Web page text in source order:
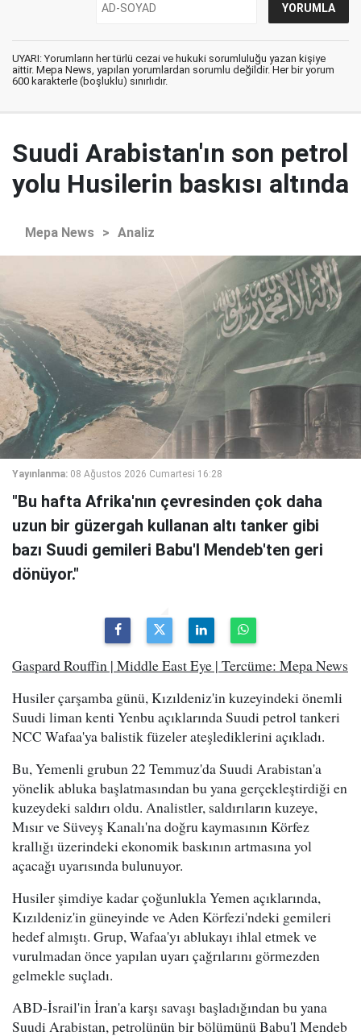
UYARI: Yorumların her türlü cezai ve hukuki sorumluluğu yazan kişiye
aittir. Mepa News, yapılan yorumlardan sorumlu değildir. Her bir yorum
600 karakterle (boşluklu) sınırlıdır.
Suudi Arabistan'ın son petrol
yolu Husilerin baskısı altında
Mepa News > Analiz
Yayınlanma: 08 Ağustos 2026 Cumartesi 16:28
"Bu hafta Afrika'nın çevresinden çok daha
uzun bir güzergah kullanan altı tanker gibi
bazı Suudi gemileri Babu'l Mendeb'ten geri
dönüyor."
Gaspard Rouffin | Middle East Eye | Tercüme: Mepa News
Husiler çarşamba günü, Kızıldeniz'in kuzeyindeki önemli
Suudi liman kenti Yenbu açıklarında Suudi petrol tankeri
NCC Wafaa'ya balistik füzeler ateşlediklerini açıkladı.
Bu, Yemenli grubun 22 Temmuz'da Suudi Arabistan'a
yönelik abluka başlatmasından bu yana gerçekleştirdiği en
kuzeydeki saldırı oldu. Analistler, saldırıların kuzeye,
Mısır ve Süveyş Kanalı'na doğru kaymasının Körfez
krallığı üzerindeki ekonomik baskının artmasına yol
açacağı uyarısında bulunuyor.
Husiler şimdiye kadar çoğunlukla Yemen açıklarında,
Kızıldeniz'in güneyinde ve Aden Körfezi'ndeki gemileri
hedef almıştı. Grup, Wafaa'yı ablukayı ihlal etmek ve
vurulmadan önce yapılan uyarı çağrılarını görmezden
gelmekle suçladı.
ABD-İsrail'in İran'a karşı savaşı başladığından bu yana
Suudi Arabistan, petrolünün bir bölümünü Babu'l Mendeb